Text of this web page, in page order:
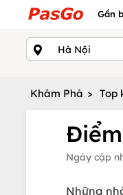
Gần
Khám Phá > Top
Ngày cập
Những